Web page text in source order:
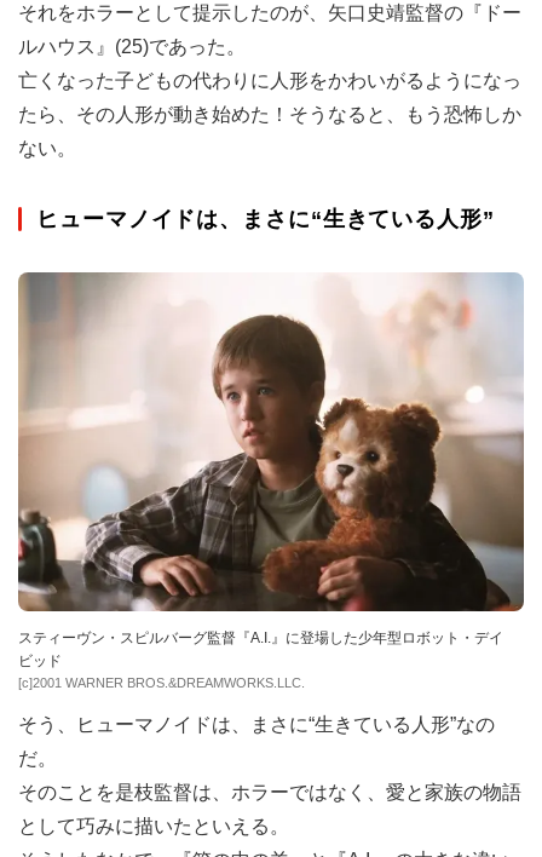
それをホラーとして提示したのが、矢口史靖監督の『ドー
ルハウス』(25)であった。
亡くなった子どもの代わりに人形をかわいがるようになっ
たら、その人形が動き始めた！そうなると、もう恐怖しか
ない。
ヒューマノイドは、まさに“生きている人形”
スティーヴン・スピルバーグ監督『A.I.』に登場した少年型ロボット・デイ
ビッド
[c]2001 WARNER BROS.&DREAMWORKS.LLC.
そう、ヒューマノイドは、まさに“生きている人形”なの
だ。
そのことを是枝監督は、ホラーではなく、愛と家族の物語
として巧みに描いたといえる。